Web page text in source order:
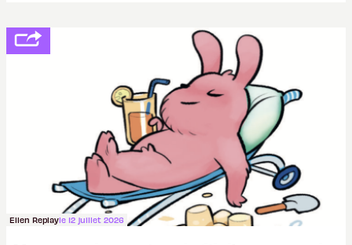
Ellen Replayle 12 juillet 2026